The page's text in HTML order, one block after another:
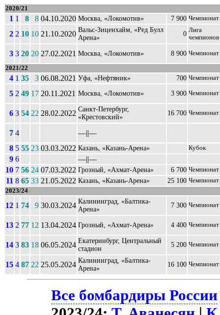
2020/21
1 1 8 8 04.10.2020 Москва, «Локомотив» 7 900 Чемпионат
2 2 10 10 21.10.2020 Вальс-Зиценхайм, «Ред Булл
Арена»
0 Лига
чемпионов
3 3 20 20 27.02.2021 Москва, «Локомотив» 8 900 Чемпионат
2021/22
4 1 35 3 06.08.2021 Уфа, «Нефтяник» 700 Чемпионат
5 2 49 17 20.11.2021 Москва, «Локомотив» 3 900 Чемпионат
6 3 54 22 28.02.2022 Санкт-Петербург,
«Крестовский»
16 700 Чемпионат
7 4
––||––
8 5 55 23 03.03.2022 Казань, «Казань-Арена» Кубок
9 6
––||––
10 7 56 24 07.03.2022 Грозный, «Ахмат-Арена» 6 700 Чемпионат
11 8 65 33 21.05.2022 Казань, «Казань-Арена» 25 100 Чемпионат
2023/24
12 1 74 9 30.03.2024 Калининград, «Балтика-
Арена»
7 300 Чемпионат
13 2 77 12 13.04.2024 Грозный, «Ахмат-Арена» 4 400 Чемпионат
14 3 83 18 06.05.2024 Екатеринбург, Центральный
стадион
5 200 Чемпионат
15 4 87 22 25.05.2024 Калининград, «Балтика-
Арена»
16 100 Чемпионат
Все бомбардиры России